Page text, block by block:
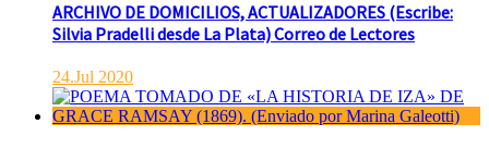
ARCHIVO DE DOMICILIOS, ACTUALIZADORES (Escribe:
Silvia Pradelli desde La Plata) Correo de Lectores
24.Jul 2020